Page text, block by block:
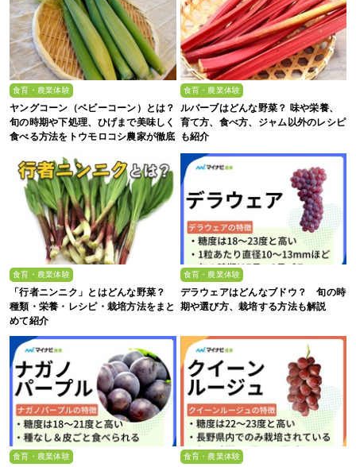
食育・農業体験
ヤングコーン（ベビーコーン）とは？
旬の時期や下処理、ひげまで美味しく
食べる方法をトウモロコシ農家が徹底
食育・農業体験
ルバーブはどんな野菜？ 味や栄養、
育て方、食べ方、ジャム以外のレシピ
も紹介
食育・農業体験
「行者ニンニク」とはどんな野菜？
種類・栄養・レシピ・栽培方法をまと
めて紹介
食育・農業体験
デラウェアはどんなブドウ？ 旬の時
期や選び方、栽培する方法も解説
食育・農業体験 食育・農業体験